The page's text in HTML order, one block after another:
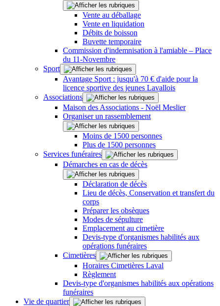
Vente au déballage
Vente en liquidation
Débits de boisson
Buvette temporaire
Commission d'indemnisation à l'amiable – Place
du 11-Novembre
Sport
Avantage Sport : jusqu'à 70 € d'aide pour la
licence sportive des jeunes Lavallois
Associations
Maison des Associations - Noël Meslier
Organiser un rassemblement
Moins de 1500 personnes
Plus de 1500 personnes
Services funéraires
Démarches en cas de décès
Déclaration de décès
Lieu de décès, Conservation et transfert du
corps
Préparer les obsèques
Modes de sépulture
Emplacement au cimetière
Devis-type d'organismes habilités aux
opérations funéraires
Cimetières
Horaires Cimetières Laval
Règlement
Devis-type d'organismes habilités aux opérations
funéraires
Vie de quartier